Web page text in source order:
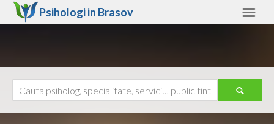
Psihologi in Brasov
Ajutor